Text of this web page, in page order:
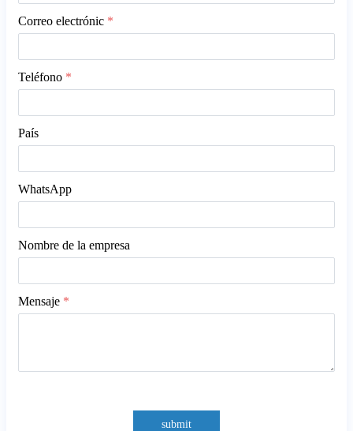
Correo electrónic *
Teléfono *
País
WhatsApp
Nombre de la empresa
Mensaje *
submit